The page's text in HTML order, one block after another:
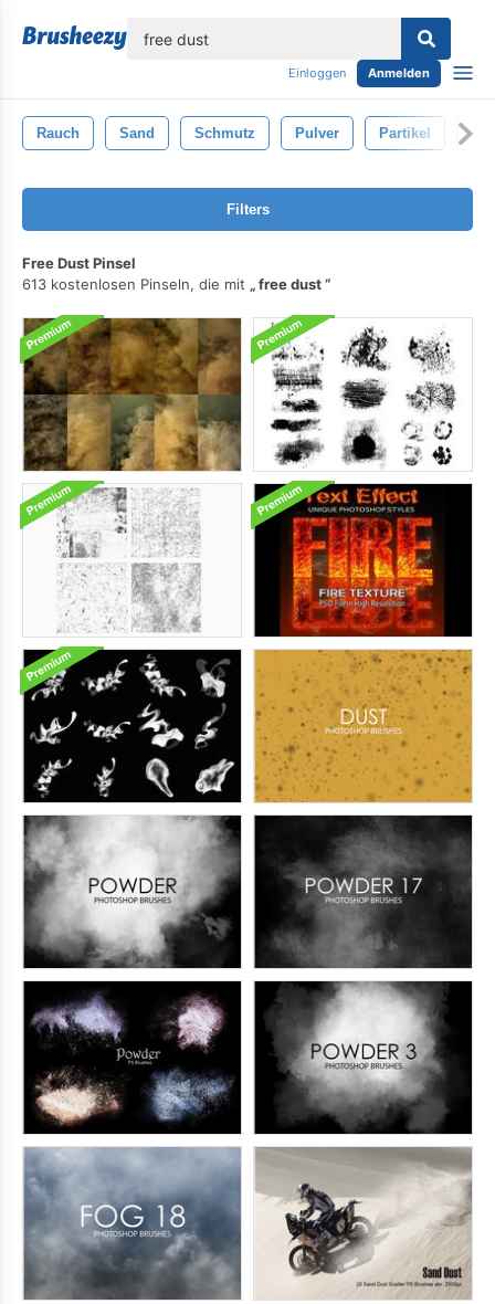
Einloggen Anmelden
Rauch Sand Schmutz Pulver Partikel
Filters
Free Dust Pinsel
613 kostenlosen Pinseln, die mit
free dust